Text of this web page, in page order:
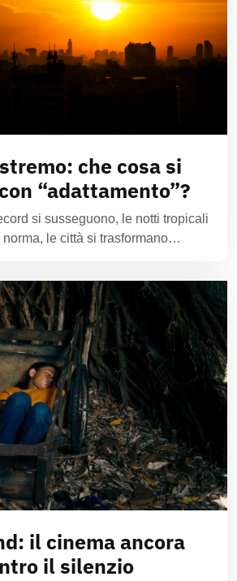
che cosa si
“adattamento”?
si susseguono, le notti tropicali
le città si trasformano…
il cinema ancora
il silenzio